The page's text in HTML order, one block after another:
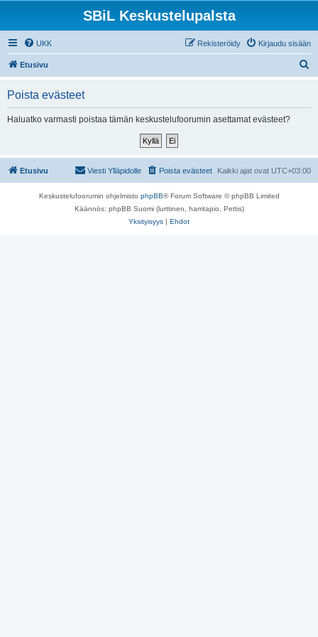
SBiL Keskustelupalsta
UKK Kirjaudu sisään
Rekisteröidy
Etusivu
Poista evästeet
Haluatko varmasti poistaa tämän keskustelufoorumin asettamat evästeet?
Etusivu Kaikki ajat ovat UTC+03:00
Poista evästeet
Viesti Ylläpidolle
Keskustelufoorumin ohjelmisto phpBB® Forum Software © phpBB Limited
Käännös: phpBB Suomi (lurttinen, harritapio, Pettis)
Yksityisyys | Ehdot